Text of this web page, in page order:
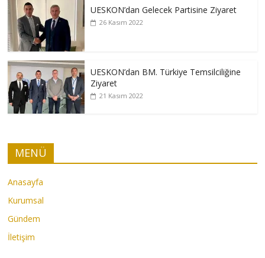
UESKON’dan Gelecek Partisine Ziyaret
26 Kasım 2022
UESKON’dan BM. Türkiye Temsilciliğine
Ziyaret
21 Kasım 2022
MENÜ
Anasayfa
Kurumsal
Gündem
İletişim